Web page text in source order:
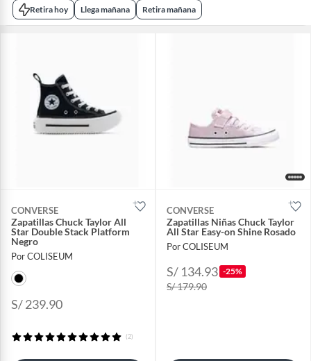
Retira hoy Llega mañana Retira mañana
CONVERSE
Zapatillas Chuck Taylor All
Star Double Stack Platform
Negro
Por COLISEUM
S/ 239.90
(2)
CONVERSE
Zapatillas Niñas Chuck Taylor
All Star Easy-on Shine Rosado
Por COLISEUM
S/ 134.93 -25%
S/ 179.90